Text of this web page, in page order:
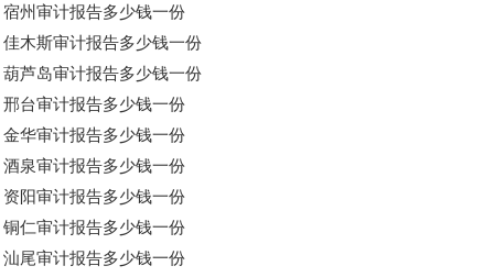
宿州审计报告多少钱一份
佳木斯审计报告多少钱一份
葫芦岛审计报告多少钱一份
邢台审计报告多少钱一份
金华审计报告多少钱一份
酒泉审计报告多少钱一份
资阳审计报告多少钱一份
铜仁审计报告多少钱一份
汕尾审计报告多少钱一份